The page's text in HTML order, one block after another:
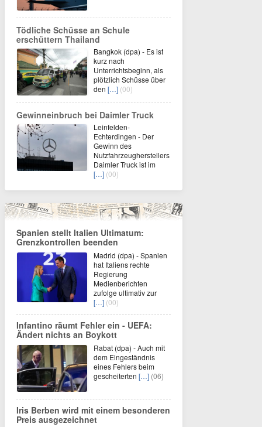
Tödliche Schüsse an Schule
erschüttern Thailand
Bangkok (dpa) - Es ist
kurz nach
Unterrichtsbeginn, als
plötzlich Schüsse über
den […] (00)
Gewinneinbruch bei Daimler Truck
Leinfelden-
Echterdingen - Der
Gewinn des
Nutzfahrzeugherstellers
Daimler Truck ist im
[…] (00)
Spanien stellt Italien Ultimatum:
Grenzkontrollen beenden
Madrid (dpa) - Spanien
hat Italiens rechte
Regierung
Medienberichten
zufolge ultimativ zur
[…] (00)
Infantino räumt Fehler ein - UEFA:
Ändert nichts an Boykott
Rabat (dpa) - Auch mit
dem Eingeständnis
eines Fehlers beim
gescheiterten […] (06)
Iris Berben wird mit einem besonderen
Preis ausgezeichnet